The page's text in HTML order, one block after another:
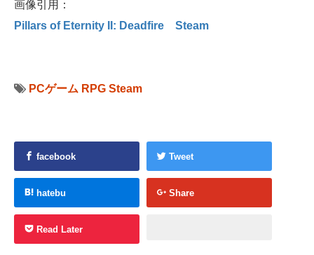
画像引用：
Pillars of Eternity II: Deadfire Steam
PCゲーム RPG Steam
facebook Tweet
hatebu Share
Read Later